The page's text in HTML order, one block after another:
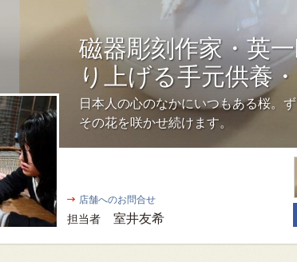
磁器彫刻作家・英
り上げる手元供養
日本人の心のなかにいつもある桜。
その花を咲かせ続けます。
店舗へのお問合せ
担当者 室井友希